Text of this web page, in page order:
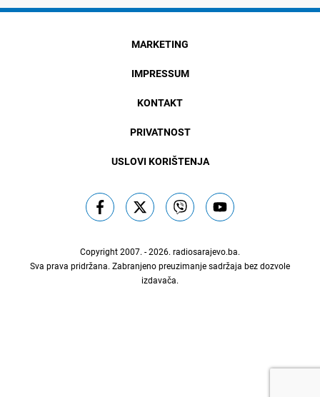
MARKETING
IMPRESSUM
KONTAKT
PRIVATNOST
USLOVI KORIŠTENJA
Copyright 2007. - 2026. radiosarajevo.ba.
Sva prava pridržana. Zabranjeno preuzimanje sadržaja bez dozvole
izdavača.